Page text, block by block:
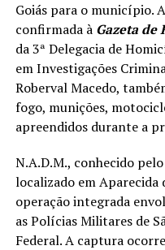
Goiás para o município.
confirmada à Gazeta de
da 3ª Delegacia de
em Investigações
Roberval Macedo,
fogo, munições,
apreendidos durante a
N.A.D.M., conhecido
localizado em Aparecida
operação integrada
as Polícias Militares de
Federal. A captura